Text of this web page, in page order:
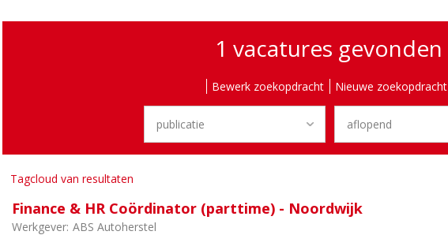
1 vacatures gevonden
Bewerk zoekopdracht Nieuwe zoekopdracht
Tagcloud van resultaten
Finance & HR Coördinator (parttime) - Noordwijk
Werkgever: ABS Autoherstel